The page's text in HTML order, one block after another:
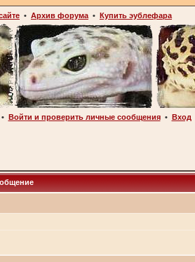
• Архив форума • Купить эублефара
Войти и проверить личные сообщения• Вход